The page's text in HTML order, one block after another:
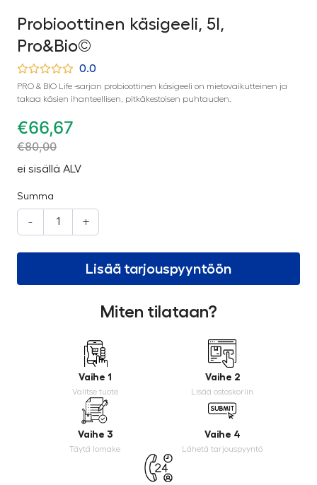
Probioottinen käsigeeli, 5l,
Pro&Bio©
0.0
PRO & BIO Life -sarjan probioottinen käsigeeli on mietovaikutteinen ja
takaa käsien ihanteellisen, pitkäkestoisen puhtauden.
€66,67
€80,00
ei sisällä ALV
Summa
- +
Lisää tarjouspyyntöön
Miten tilataan?
Vaihe 1
Valitse tuote
Vaihe 2
Lisää ostoskoriin
Vaihe 3
Täytä lomake
Vaihe 4
Lähetä tarjouspyyntö